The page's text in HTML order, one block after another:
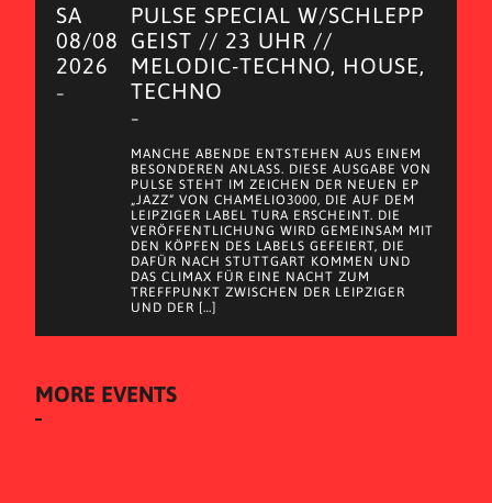
SA
08/08
2026
–
PULSE SPECIAL W/SCHLEPP
GEIST // 23 UHR //
MELODIC-TECHNO, HOUSE,
TECHNO
–
MANCHE ABENDE ENTSTEHEN AUS EINEM
BESONDEREN ANLASS. DIESE AUSGABE VON
PULSE STEHT IM ZEICHEN DER NEUEN EP
„JAZZ“ VON CHAMELIO3000, DIE AUF DEM
LEIPZIGER LABEL TURA ERSCHEINT. DIE
VERÖFFENTLICHUNG WIRD GEMEINSAM MIT
DEN KÖPFEN DES LABELS GEFEIERT, DIE
DAFÜR NACH STUTTGART KOMMEN UND
DAS CLIMAX FÜR EINE NACHT ZUM
TREFFPUNKT ZWISCHEN DER LEIPZIGER
UND DER […]
MORE EVENTS